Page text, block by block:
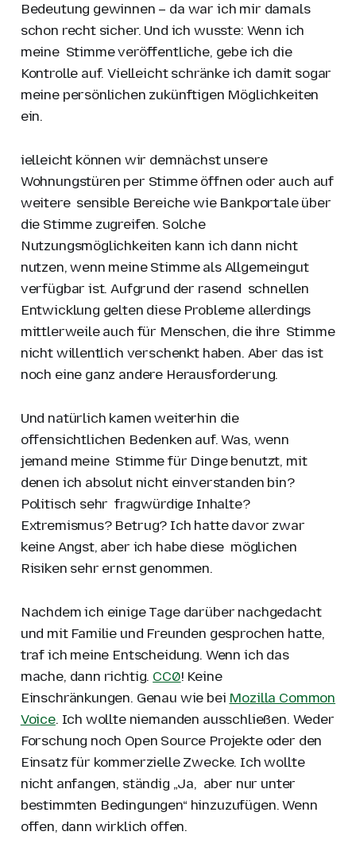
Bedeutung gewinnen – da war ich mir damals
schon recht sicher. Und ich wusste: Wenn ich
meine Stimme veröffentliche, gebe ich die
Kontrolle auf. Vielleicht schränke ich damit sogar
meine persönlichen zukünftigen Möglichkeiten
ein.
ielleicht können wir demnächst unsere
Wohnungstüren per Stimme öffnen oder auch auf
weitere sensible Bereiche wie Bankportale über
die Stimme zugreifen. Solche
Nutzungsmöglichkeiten kann ich dann nicht
nutzen, wenn meine Stimme als Allgemeingut
verfügbar ist. Aufgrund der rasend schnellen
Entwicklung gelten diese Probleme allerdings
mittlerweile auch für Menschen, die ihre Stimme
nicht willentlich verschenkt haben. Aber das ist
noch eine ganz andere Herausforderung.
Und natürlich kamen weiterhin die
offensichtlichen Bedenken auf. Was, wenn
jemand meine Stimme für Dinge benutzt, mit
denen ich absolut nicht einverstanden bin?
Politisch sehr fragwürdige Inhalte?
Extremismus? Betrug? Ich hatte davor zwar
keine Angst, aber ich habe diese möglichen
Risiken sehr ernst genommen.
Nachdem ich einige Tage darüber nachgedacht
und mit Familie und Freunden gesprochen hatte,
traf ich meine Entscheidung. Wenn ich das
mache, dann richtig. CC0! Keine
Einschränkungen. Genau wie bei Mozilla Common
Voice. Ich wollte niemanden ausschließen. Weder
Forschung noch Open Source Projekte oder den
Einsatz für kommerzielle Zwecke. Ich wollte
nicht anfangen, ständig „Ja, aber nur unter
bestimmten Bedingungen“ hinzuzufügen. Wenn
offen, dann wirklich offen.